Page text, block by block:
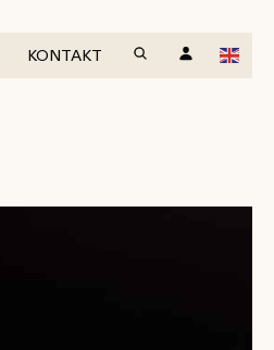
KONTAKT